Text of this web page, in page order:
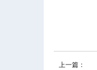
上一篇：